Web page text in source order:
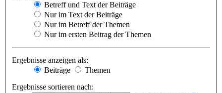
Betreff und Text der Beiträge
Nur im Text der Beiträge
Nur im Betreff der Themen
Nur im ersten Beitrag der Themen
Ergebnisse anzeigen als:
Beiträge
Themen
Ergebnisse sortieren nach: